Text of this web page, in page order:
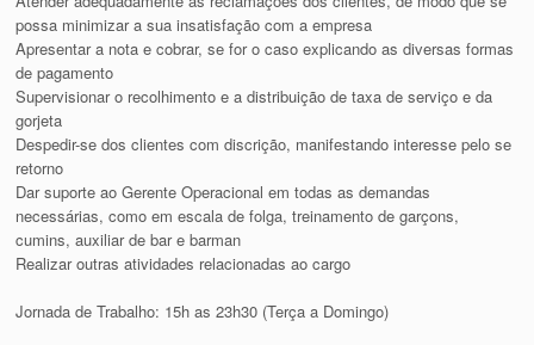
possa minimizar a sua insatisfação com a empresa
Apresentar a nota e cobrar, se for o caso explicando as diversas formas
de pagamento
Supervisionar o recolhimento e a distribuição de taxa de serviço e da
gorjeta
Despedir-se dos clientes com discrição, manifestando interesse pelo se
retorno
Dar suporte ao Gerente Operacional em todas as demandas
necessárias, como em escala de folga, treinamento de garçons,
cumins, auxiliar de bar e barman
Realizar outras atividades relacionadas ao cargo
Jornada de Trabalho: 15h as 23h30 (Terça a Domingo)